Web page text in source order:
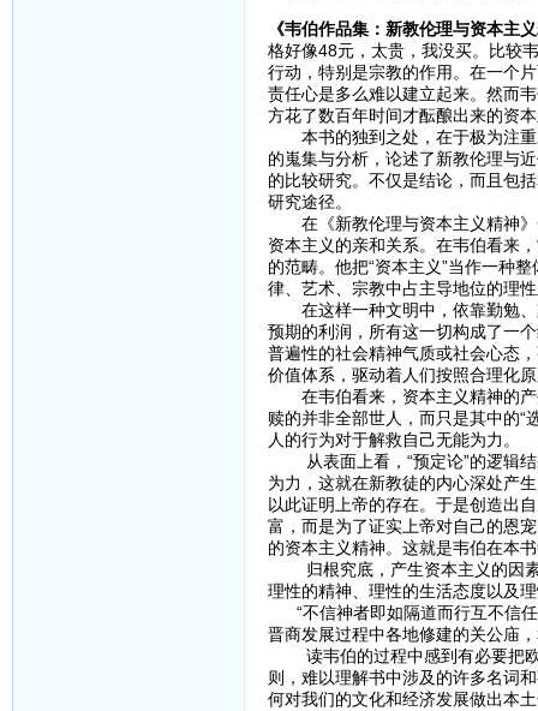
《韦伯作品集：新教伦理与资本主
格好像48元，太贵，我没买。比较
行动，特别是宗教的作用。在一个
责任心是多么难以建立起来。然而
方花了数百年时间才酝酿出来的资
本书的独到之处，在于极为注重
的嵬集与分析，论述了新教伦理与
的比较研究。不仅是结论，而且包
研究途径。
在《新教伦理与资本主义精神》
资本主义的亲和关系。在韦伯看来
的范畴。他把“资本主义”当作一种
律、艺术、宗教中占主导地位的理
在这样一种文明中，依靠勤勉、
预期的利润，所有这一切构成了一
普遍性的社会精神气质或社会心态
价值体系，驱动着人们按照合理化
在韦伯看来，资本主义精神的产
赎的并非全部世人，而只是其中的“
人的行为对于解救自己无能为力。
从表面上看，“预定论”的逻辑结
为力，这就在新教徒的内心深处产
以此证明上帝的存在。于是创造出
富，而是为了证实上帝对自己的恩
的资本主义精神。这就是韦伯在本
归根究底，产生资本主义的因素
理性的精神、理性的生活态度以及
“不信神者即如隔道而行互不信任
晋商发展过程中各地修建的关公庙
读韦伯的过程中感到有必要把欧
则，难以理解书中涉及的许多名词
何对我们的文化和经济发展做出本